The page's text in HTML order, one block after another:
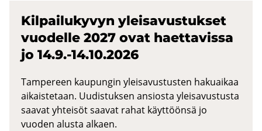
Kil­pai­lu­ky­vyn ylei­sa­vus­tuk­set
vuo­del­le 2027 ovat haet­ta­vis­sa
jo 14.9.-14.10.2026
Tampereen kaupungin yleisavustusten hakuaikaa
aikaistetaan. Uudistuksen ansiosta yleisavustusta
saavat yhteisöt saavat rahat käyttöönsä jo
vuoden alusta alkaen.